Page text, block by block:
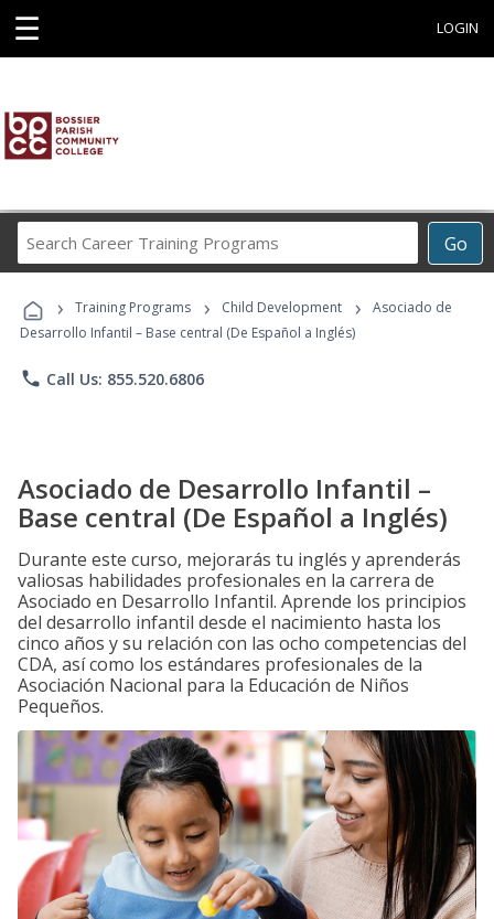
☰ LOGIN
Go
Career
Programs
› Training Programs › Child Development ›
Asociado de
Desarrollo Infantil – Base central (De Español a Inglés)
phone Call Us: 855.520.6806
Asociado de Desarrollo Infantil –
Base central (De Español a Inglés)
Durante este curso, mejorarás tu inglés y aprenderás
valiosas habilidades profesionales en la carrera de
Asociado en Desarrollo Infantil. Aprende los principios
del desarrollo infantil desde el nacimiento hasta los
cinco años y su relación con las ocho competencias del
CDA, así como los estándares profesionales de la
Asociación Nacional para la Educación de Niños
Pequeños.